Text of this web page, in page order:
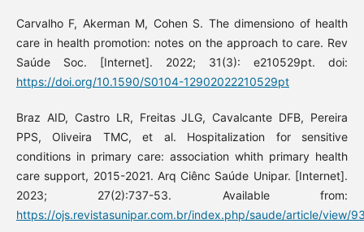
Carvalho F, Akerman M, Cohen S. The dimensiono of health
care in health promotion: notes on the approach to care. Rev
Saúde Soc. [Internet]. 2022; 31(3): e210529pt. doi:
https://doi.org/10.1590/S0104-12902022210529pt
Braz AID, Castro LR, Freitas JLG, Cavalcante DFB, Pereira
PPS, Oliveira TMC, et al. Hospitalization for sensitive
conditions in primary care: association whith primary health
care support, 2015-2021. Arq Ciênc Saúde Unipar. [Internet].
2023; 27(2):737-53. Available from:
https://ojs.revistasunipar.com.br/index.php/saude/article/view/